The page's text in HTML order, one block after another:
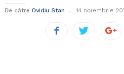
De către Ovidiu Stan 14 noiembrie